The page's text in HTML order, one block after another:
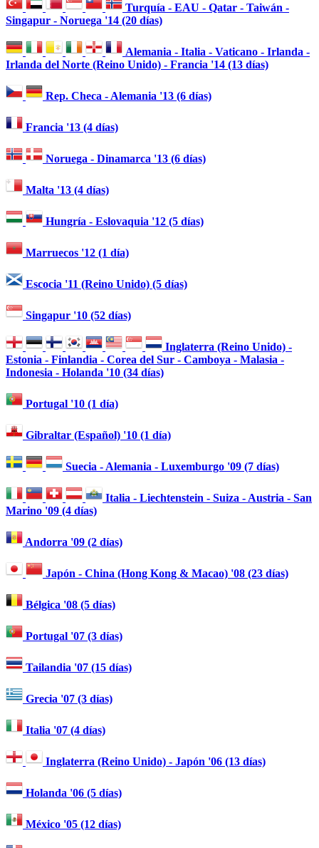
Turquía - EAU - Qatar - Taiwán -
Singapur - Noruega '14 (20 días)
Alemania - Italia - Vaticano - Irlanda -
Irlanda del Norte (Reino Unido) - Francia '14 (13 días)
Rep. Checa - Alemania '13 (6 días)
Francia '13 (4 días)
Noruega - Dinamarca '13 (6 días)
Malta '13 (4 días)
Hungría - Eslovaquia '12 (5 días)
Marruecos '12 (1 día)
Escocia '11 (Reino Unido) (5 días)
Singapur '10 (52 días)
Inglaterra (Reino Unido) -
Estonia - Finlandia - Corea del Sur - Camboya - Malasia -
Indonesia - Holanda '10 (34 días)
Portugal '10 (1 día)
Gibraltar (Español) '10 (1 día)
Suecia - Alemania - Luxemburgo '09 (7 días)
Italia - Liechtenstein - Suiza - Austria - San
Marino '09 (4 días)
Andorra '09 (2 días)
Japón - China (Hong Kong & Macao) '08 (23 días)
Bélgica '08 (5 días)
Portugal '07 (3 días)
Tailandia '07 (15 días)
Grecia '07 (3 días)
Italia '07 (4 días)
Inglaterra (Reino Unido) - Japón '06 (13 días)
Holanda '06 (5 días)
México '05 (12 días)